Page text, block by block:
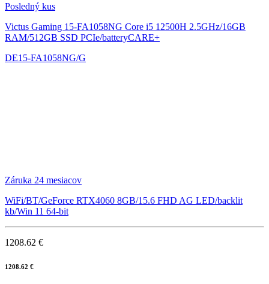
Posledný kus
Victus Gaming 15-FA1058NG Core i5 12500H 2.5GHz/16GB
RAM/512GB SSD PCIe/batteryCARE+
DE15-FA1058NG/G
Záruka 24 mesiacov
WiFi/BT/GeForce RTX4060 8GB/15.6 FHD AG LED/backlit
kb/Win 11 64-bit
1208.62 €
1208.62 €